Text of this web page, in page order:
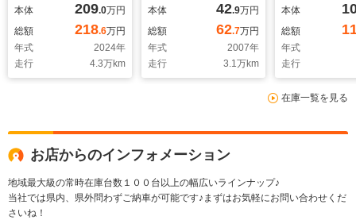
ラ・地デジ・
Bluetooth・シートヒ
ーター・スズキセーフ
ティサポート・ドラレ
コ・ETC・純正アルミ
ト
本体 209.0万円
総額
218.6万円
年式
2024年
走行
4.3万km
ワンセグ・オートエア
コン・パドルシフト・
フロアマット・純正
14インチホイール・
エアバッグ・CD/DVD
スピードモード
本体 42.9万円
総額
62.7万円
年式
2007年
走行
3.1万km
純正ナビ・バ
ラ・両側パワ
ド・パノラマ
ー・純正ドラ
デジ・ETC・
ーター・スマ
14インチアル
本体
総額
年式
走行
在庫一覧を見る
お店からのインフォメーション
地域最大級の常時在庫台数１００台以上の幅広いラインナップ♪
当社では県内、県外問わずご納車が可能です♪まずはお気軽にお問い合わせくだ
さいね！